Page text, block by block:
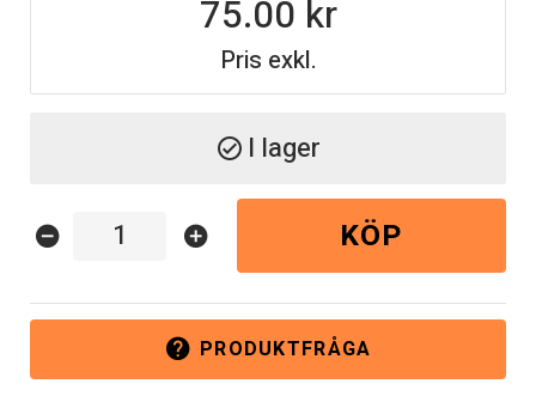
Pris exkl.
75.00
check_circle I lager
help PRODUKTFRÅGA
remove_circle add_circle KÖP